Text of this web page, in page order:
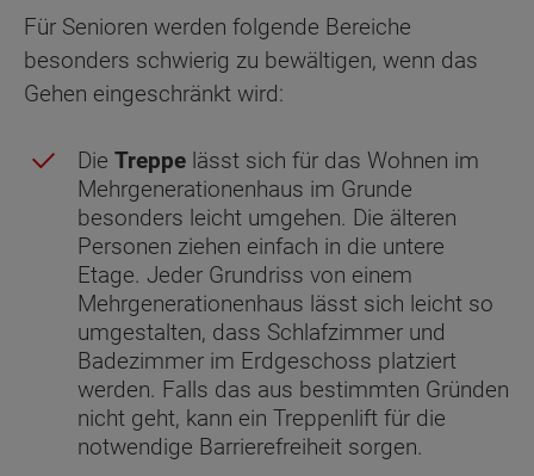
Für Senioren werden folgende Bereiche
besonders schwierig zu bewältigen, wenn das
Gehen eingeschränkt wird:
Die Treppe lässt sich für das Wohnen im
Mehrgenerationenhaus im Grunde
besonders leicht umgehen. Die älteren
Personen ziehen einfach in die untere
Etage. Jeder Grundriss von einem
Mehrgenerationenhaus lässt sich leicht so
umgestalten, dass Schlafzimmer und
Badezimmer im Erdgeschoss platziert
werden. Falls das aus bestimmten Gründen
nicht geht, kann ein Treppenlift für die
notwendige Barrierefreiheit sorgen.